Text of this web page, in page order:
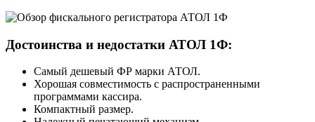
Достоинства и недостатки АТОЛ 1Ф:
Самый дешевый ФР марки АТОЛ.
Хорошая совместимость с распространенными
программами кассира.
Компактный размер.